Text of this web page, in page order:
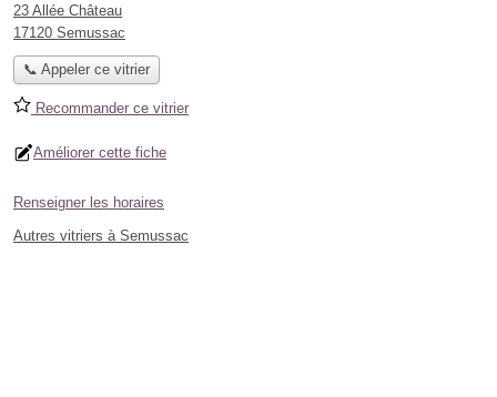
23 Allée Château
17120 Semussac
📞 Appeler ce vitrier
Recommander ce vitrier
Améliorer cette fiche
Renseigner les horaires
Autres vitriers à Semussac